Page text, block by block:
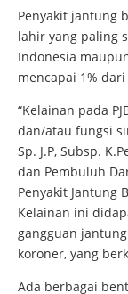
Penyakit jantung
lahir yang paling
Indonesia
mencapai 1%
“Kelainan pada
dan/atau fungsi
Sp. J.P, Subsp.
dan Pembuluh
Penyakit Jantung
Kelainan ini
gangguan
koroner, yang
Ada berbagai